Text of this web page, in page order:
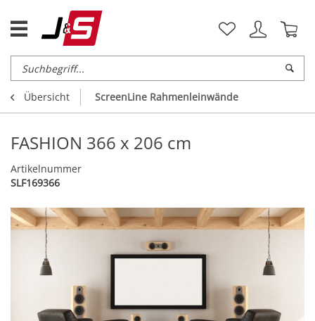
Übersicht ScreenLine Rahmenleinwände
FASHION 366 x 206 cm
Artikelnummer
SLF169366